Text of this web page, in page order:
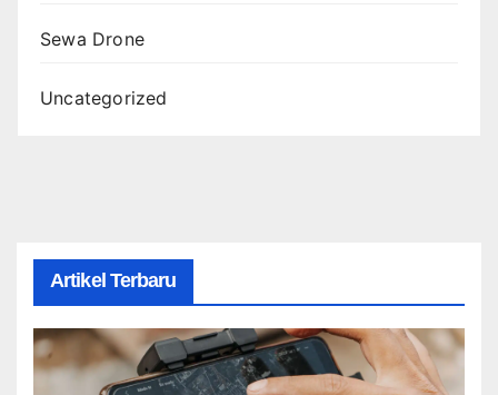
Sewa Drone
Uncategorized
Artikel Terbaru